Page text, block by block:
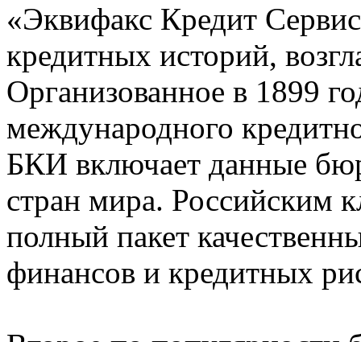
«Эквифакс Кредит
кредитных историй,
Организованное в 1899
международного
БКИ включает данные
стран мира. Российским
полный пакет
финансов и кредитных